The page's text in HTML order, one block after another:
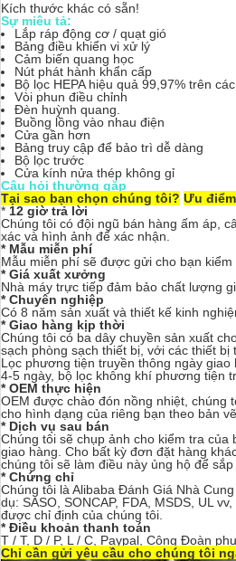
Kích thước khác có sẵn!
Sự miêu tả:
Lắp ráp động cơ / quạt gió
Bảng điều khiển vi xử lý
Cảm biến quang học
Nút phát hành khẩn cấp
Bộ lọc HEPA hiệu quả 99,97% trên
Vòi phun điều chỉnh
Đèn huỳnh quang.
Buồng lồng vào nhau điện
Cửa gần hơn
Bảng truy cập để bảo trì dễ dàng
Bộ lọc trước
Cửa kính nửa thép không gỉ
Câu hỏi thường gặp
Tại sao bạn chọn chúng tôi? Ưu
* 12 giờ trả lời
Chúng tôi có đội ngũ bán hàng ấm áp,
xác và hình ảnh để xác nhận.
* Mẫu miễn phí
Mẫu miễn phí sẽ được gửi cho bạn
* Giá xuất xưởng
Nhà máy trực tiếp đảm bảo chất lượng
* Chuyên nghiệp
Có 8 năm sản xuất và thiết kế kinh
* Giao hàng kịp thời
Chúng tôi có ba dây chuyền sản xuất
sạch phòng sạch thiết bị, với các thiết
Lọc phương tiện truyền thông ngày
4-5 ngày, bộ lọc không khí phương tiện
* OEM thực hiện
OEM được chào đón nồng nhiệt, chúng
cho hình dạng của riêng bạn theo bản
* Dịch vụ sau bán
Chúng tôi sẽ chụp ảnh cho kiểm tra
giao hàng. Cho bất kỳ đơn đặt hàng
chúng tôi sẽ làm điều này ủng hộ để sắp
* Chứng chỉ
Chúng tôi là Alibaba Đánh Giá Nhà
dụ: SASO, SONCAP, FDA, MSDS, UL
được chỉ định của chúng tôi.
* Điều khoản thanh toán
T / T, D / P, L / C, Paypal, Công Đoàn
Chỉ cần gửi yêu cầu cho chúng tôi